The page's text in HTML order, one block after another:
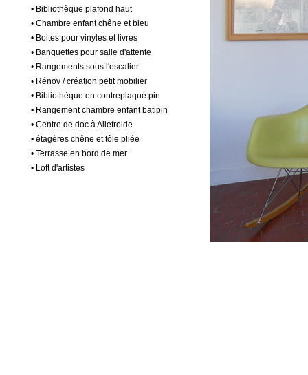
• Bibliothèque plafond haut
• Chambre enfant chêne et bleu
• Boites pour vinyles et livres
• Banquettes pour salle d'attente
• Rangements sous l'escalier
• Rénov / création petit mobilier
• Bibliothèque en contreplaqué pin
• Rangement chambre enfant batipin
• Centre de doc à Ailefroide
• étagères chêne et tôle pliée
• Terrasse en bord de mer
• Loft d'artistes